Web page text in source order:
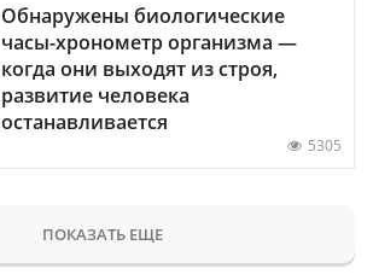
Обнаружены биологические
часы-хронометр организма —
когда они выходят из строя,
развитие человека
останавливается
5305
ПОКАЗАТЬ ЕЩЕ